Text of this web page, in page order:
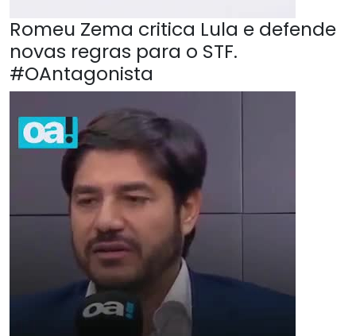
Romeu Zema critica Lula e defende
novas regras para o STF.
#OAntagonista